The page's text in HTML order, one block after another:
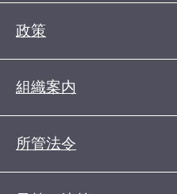
政策
組織案内
所管法令